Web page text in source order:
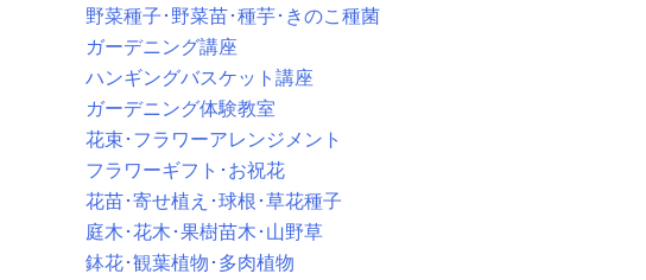
野菜種子･野菜苗･種芋･きのこ種菌
ガーデニング講座
ハンギングバスケット講座
ガーデニング体験教室
花束･フラワーアレンジメント
フラワーギフト･お祝花
花苗･寄せ植え･球根･草花種子
庭木･花木･果樹苗木･山野草
鉢花･観葉植物･多肉植物